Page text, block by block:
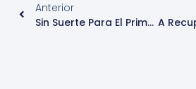
Anterior
Sin Suerte Para El Primera Quinteño